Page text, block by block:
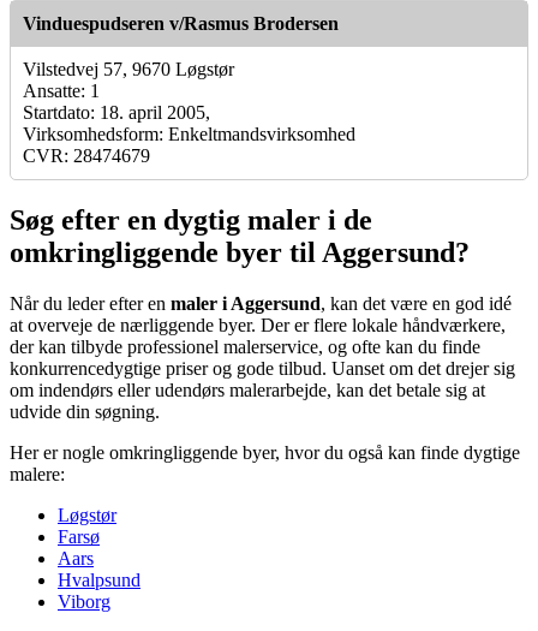
Vinduespudseren v/Rasmus Brodersen
Vilstedvej 57, 9670 Løgstør
Ansatte: 1
Startdato: 18. april 2005,
Virksomhedsform: Enkeltmandsvirksomhed
CVR: 28474679
Søg efter en dygtig maler i de
omkringliggende byer til Aggersund?
Når du leder efter en maler i Aggersund, kan det være en god idé
at overveje de nærliggende byer. Der er flere lokale håndværkere,
der kan tilbyde professionel malerservice, og ofte kan du finde
konkurrencedygtige priser og gode tilbud. Uanset om det drejer sig
om indendørs eller udendørs malerarbejde, kan det betale sig at
udvide din søgning.
Her er nogle omkringliggende byer, hvor du også kan finde dygtige
malere:
Løgstør
Farsø
Aars
Hvalpsund
Viborg